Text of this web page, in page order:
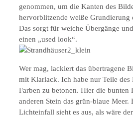
genommen, um die Kanten des
hervorblitzende weiße Grundierung
Das sorgt für weiche Übergänge
einen „used look“.
Wer mag, lackiert das übertragene
mit Klarlack. Ich habe nur Teile des
Farben zu betonen. Hier die bunten
anderen Stein das grün-blaue Meer.
Lichteinfall sieht es aus, als wäre